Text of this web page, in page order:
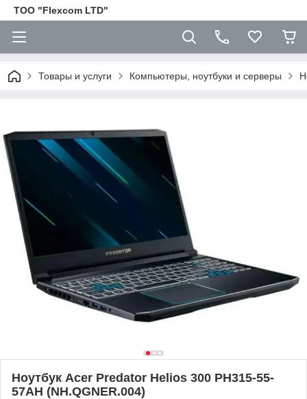
ТОО "Flexcom LTD"
Товары и услуги Компьютеры, ноутбуки и серверы
Ноутбук Acer Predator Helios 300 PH315-55-
57AH (NH.QGNER.004)